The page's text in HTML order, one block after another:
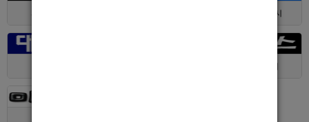
제주 > 서귀포시